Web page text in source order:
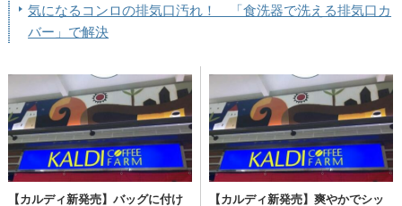
気になるコンロの排気口汚れ！ 「食洗器で洗える排気口カ
バー」で解決